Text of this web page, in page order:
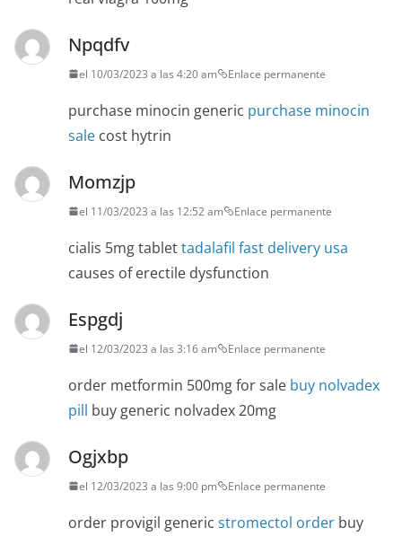
Npqdfv
el 10/03/2023 a las 4:20 am Enlace permanente
purchase minocin generic purchase minocin
sale cost hytrin
Momzjp
el 11/03/2023 a las 12:52 am Enlace permanente
cialis 5mg tablettadalafil fast delivery usa
causes of erectile dysfunction
Espgdj
el 12/03/2023 a las 3:16 am Enlace permanente
order metformin 500mg for sale buy nolvadex
pill buy generic nolvadex 20mg
Ogjxbp
el 12/03/2023 a las 9:00 pm Enlace permanente
order provigil generic stromectol order buy